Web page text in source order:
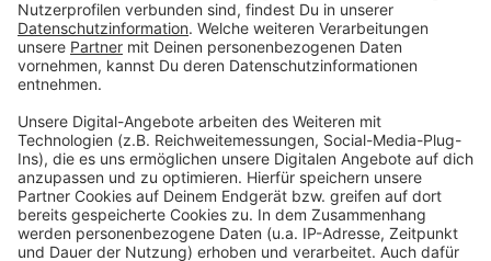
(be)sinnlich und mit Locken. Und jetzt ran ans Türchen.
Viel Spaß.
Anzeige
Anzeige